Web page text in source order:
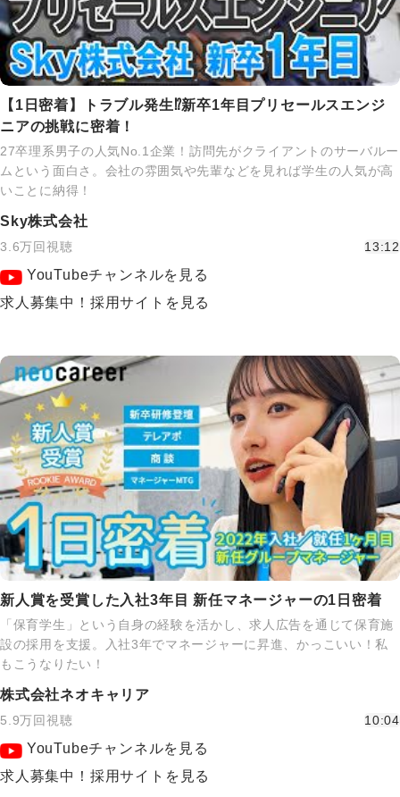
【1日密着】トラブル発生⁉新卒1年目プリセールスエンジ
ニアの挑戦に密着！
27卒理系男子の人気No.1企業！訪問先がクライアントのサーバルー
ムという面白さ。会社の雰囲気や先輩などを見れば学生の人気が高
いことに納得！
Sky株式会社
3.6万回視聴 13:12
YouTubeチャンネルを見る
求人募集中！採用サイトを見る
新人賞を受賞した入社3年目 新任マネージャーの1日密着
「保育学生」という自身の経験を活かし、求人広告を通じて保育施
設の採用を支援。入社3年でマネージャーに昇進、かっこいい！私
もこうなりたい！
株式会社ネオキャリア
5.9万回視聴 10:04
YouTubeチャンネルを見る
求人募集中！採用サイトを見る